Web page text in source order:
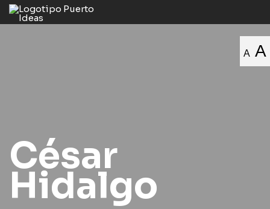
A A
César
Hidalgo